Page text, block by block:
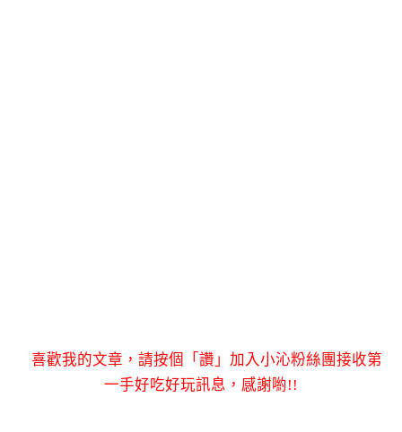
喜歡我的文章，請按個「讚」加入小沁粉絲團接收第
一手好吃好玩訊息，感謝喲!!